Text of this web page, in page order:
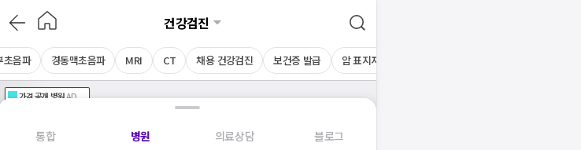
건강검진
초음파 경동맥초음파 MRI CT 채용 건강검진 보건증 발급 암 표지자 검사
가격공개 병원AD
통합 병원 의료상담 블로그